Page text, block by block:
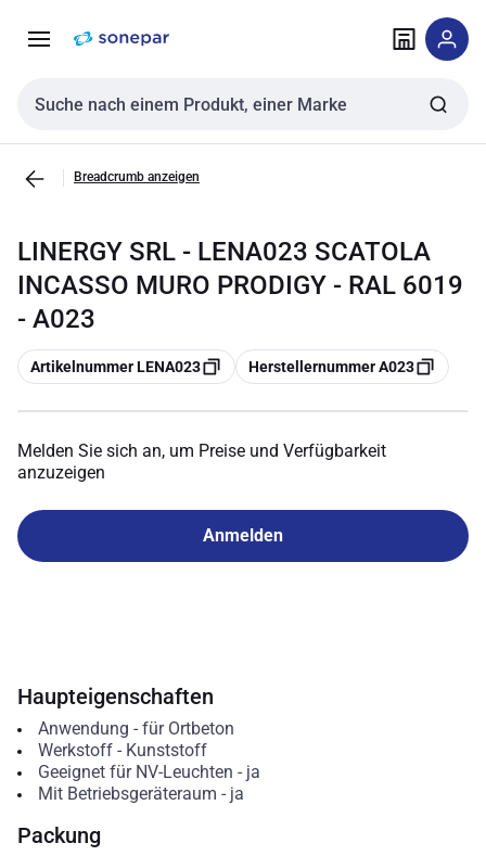
NavigationInhalt
Sucheingabe
Breadcrumb anzeigen
LINERGY SRL - LENA023 SCATOLA
INCASSO MURO PRODIGY - RAL 6019
- A023
Kopieren
Artikelnummer LENA023 Kopieren
Herstellernummer A023
Melden Sie sich an, um Preise und Verfügbarkeit
anzuzeigen
Anmelden
Haupteigenschaften
Anwendung - für Ortbeton
Werkstoff- Kunststoff
Geeignet für NV-Leuchten - ja
Mit Betriebsgeräteraum - ja
Packung